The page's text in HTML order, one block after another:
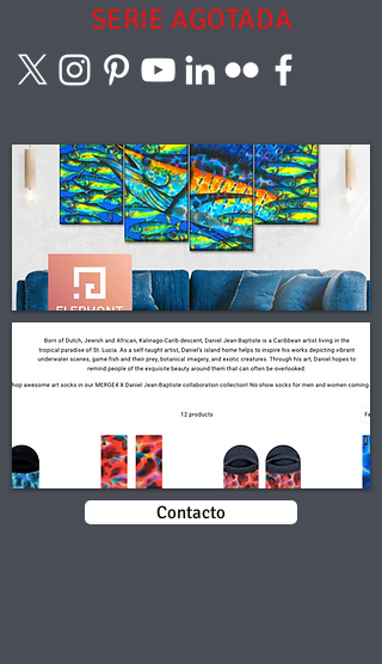
SERIE AGOTADA
Contacto